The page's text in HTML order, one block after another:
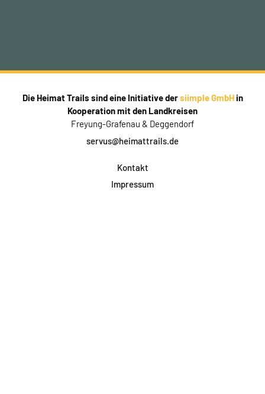
Die Heimat Trails sind eine Initiative dersiimple GmbHin
Kooperation mit den Landkreisen
Freyung-Grafenau & Deggendorf
servus@heimattrails.de
Kontakt
Impressum